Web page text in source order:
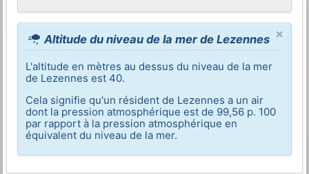
×
Altitude du niveau de la mer de Lezennes
L'altitude en mètres au dessus du niveau de la mer
de Lezennes est 40.
Cela signifie qu'un résident de Lezennes a un air
dont la pression atmosphérique est de 99,56 p. 100
par rapport à la pression atmosphérique en
équivalent du niveau de la mer.